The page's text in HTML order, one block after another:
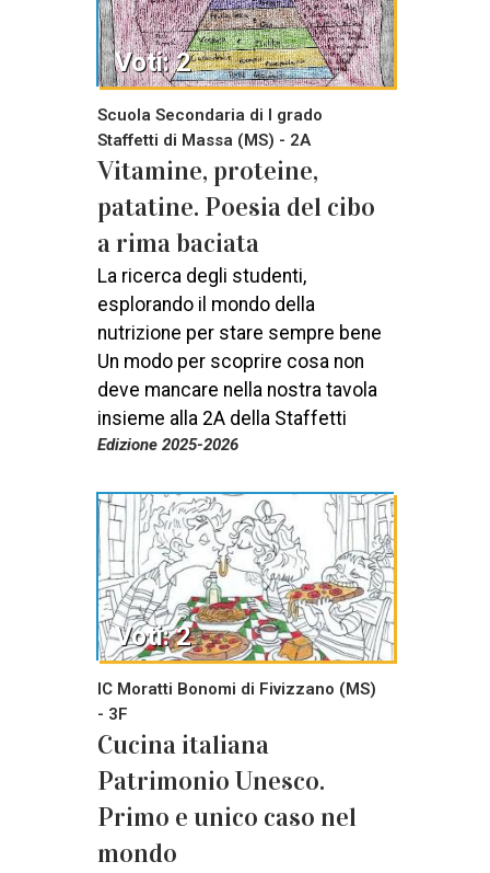
Scuola Secondaria di I grado
Staffetti di Massa (MS) - 2A
Vitamine, proteine,
patatine. Poesia del cibo
a rima baciata
La ricerca degli studenti,
esplorando il mondo della
nutrizione per stare sempre bene
Un modo per scoprire cosa non
deve mancare nella nostra tavola
insieme alla 2A della Staffetti
Edizione 2025-2026
Voti: 2
IC Moratti Bonomi di Fivizzano (MS)
- 3F
Cucina italiana
Patrimonio Unesco.
Primo e unico caso nel
mondo
Voti: 2